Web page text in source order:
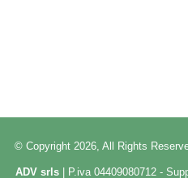
© Copyright 2026, All Rights
ADV srls | P.iva 04409080712 -